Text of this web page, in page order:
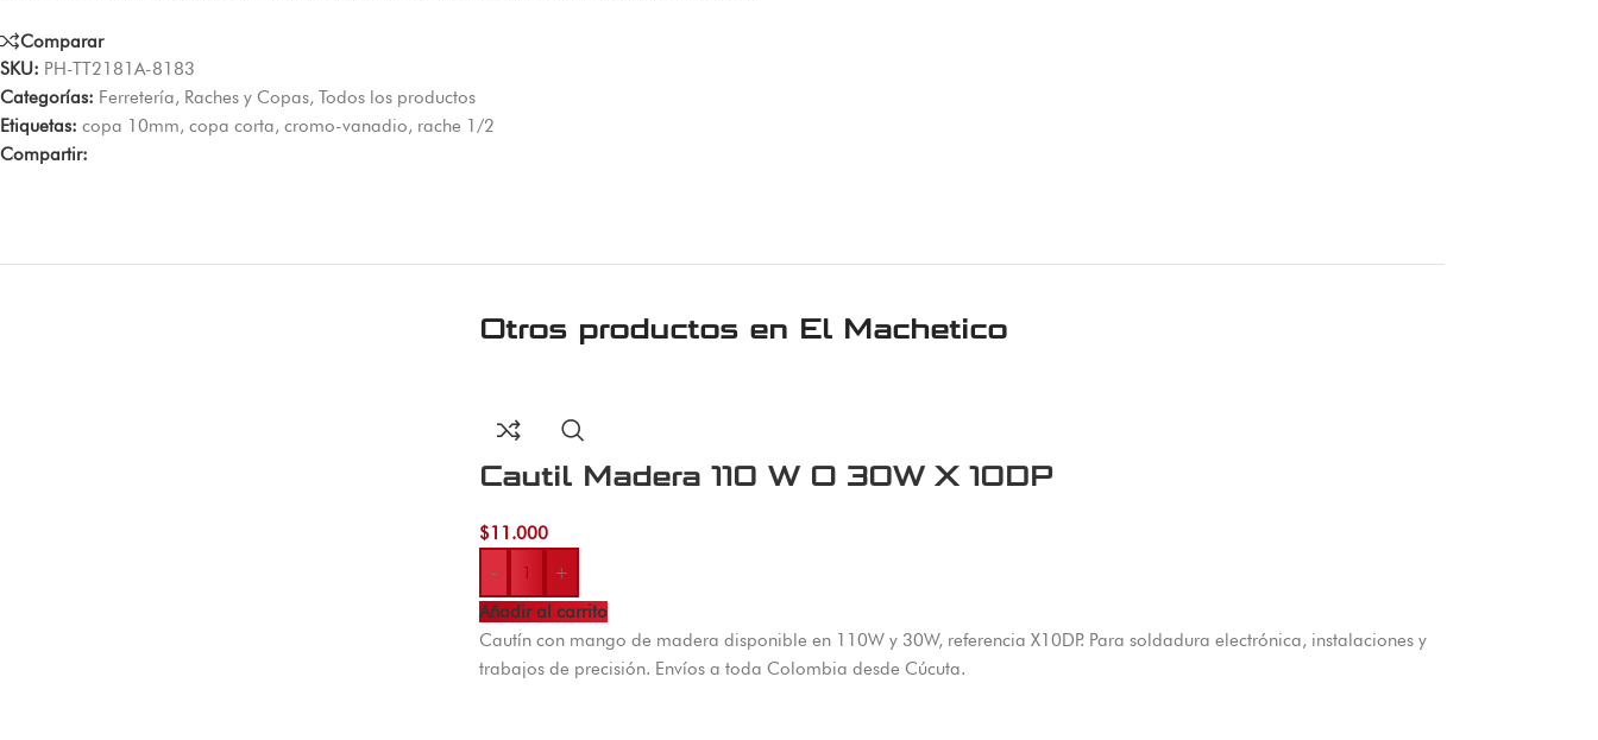
Comparar
SKU: PH-TT2181A-8183
Categorías: Ferretería, Raches y Copas, Todos los productos
Etiquetas: copa 10mm, copa corta, cromo-vanadio, rache 1/2
Compartir:
Otros productos en El Machetico
Cautil Madera 110 W O 30W X 10DP
$11.000
-
+
Añadir al carrito
Cautín con mango de madera disponible en 110W y 30W, referencia X10DP. Para soldadura electrónica, instalaciones y
trabajos de precisión. Envíos a toda Colombia desde Cúcuta.